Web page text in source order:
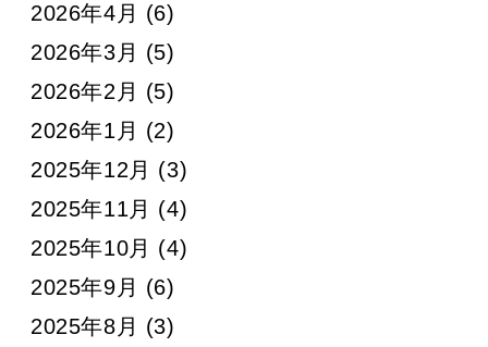
2026年4月 (6)
2026年3月 (5)
2026年2月 (5)
2026年1月 (2)
2025年12月 (3)
2025年11月 (4)
2025年10月 (4)
2025年9月 (6)
2025年8月 (3)